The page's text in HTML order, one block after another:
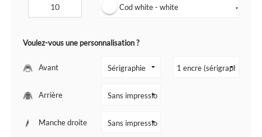
Cod white - white ▼
Voulez-vous une personnalisation ?
Avant
Arrière
Manche droite